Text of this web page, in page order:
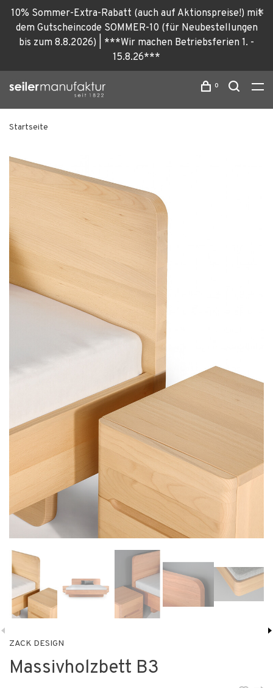
10% Sommer-Extra-Rabatt (auch auf Aktionspreise!) mit
dem Gutscheincode SOMMER-10 (für Neubestellungen
bis zum 8.8.2026) | ***Wir machen Betriebsferien 1. -
15.8.26***
0
Startseite
ZACK DESIGN
Massivholzbett B3